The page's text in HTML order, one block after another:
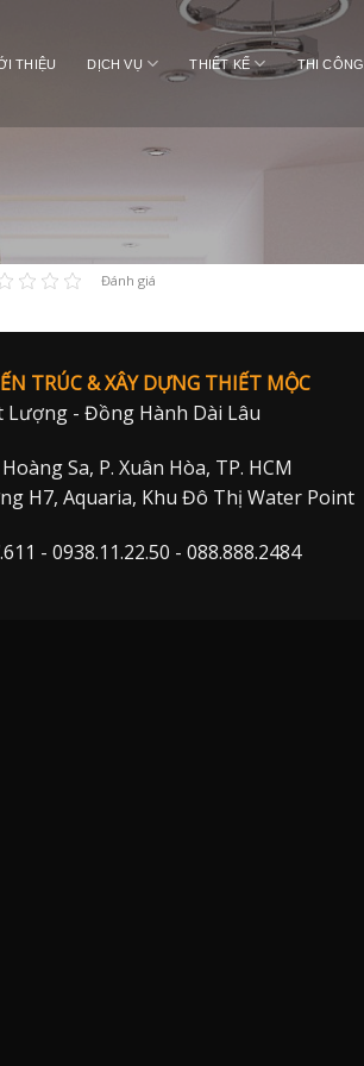
THIỆU DỊCH VỤ THIẾT KẾ THI CÔNG
Đánh giá
TRÚC & XÂY DỰNG THIẾT MỘC
Lượng - Đồng Hành Dài Lâu
Sa, P. Xuân Hòa, TP. HCM
H7, Aquaria, Khu Đô Thị Water Point
- 0938.11.22.50 - 088.888.2484